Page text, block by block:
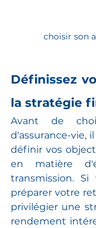
choisir son
Définissez
la stratégie
Avant de
d'assurance-vie,
définir vos
en matière
transmission. Si
préparer votre
privilégier une
rendement